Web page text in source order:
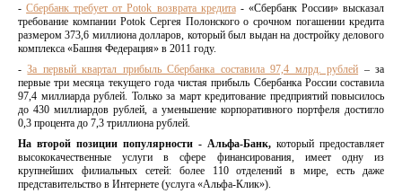
-Сбербанк требует от Potok возврата кредита- «Сбербанк России» высказал
требование компании Potok Сергея Полонского о срочном погашении кредита
размером 373,6 миллиона долларов, который был выдан на достройку делового
комплекса «Башня Федерация» в 2011 году.
-За первый квартал прибыль Сбербанка составила 97,4 млрд. рублей – за
первые три месяца текущего года чистая прибыль Сбербанка России составила
97,4 миллиарда рублей. Только за март кредитование предприятий повысилось
до 430 миллиардов рублей, а уменьшение корпоративного портфеля достигло
0,3 процента до 7,3 триллиона рублей.
На второй позиции популярности - Альфа-Банк, который предоставляет
высококачественные услуги в сфере финансирования, имеет одну из
крупнейших филиальных сетей: более 110 отделений в мире, есть даже
представительство в Интернете (услуга «Альфа-Клик»).